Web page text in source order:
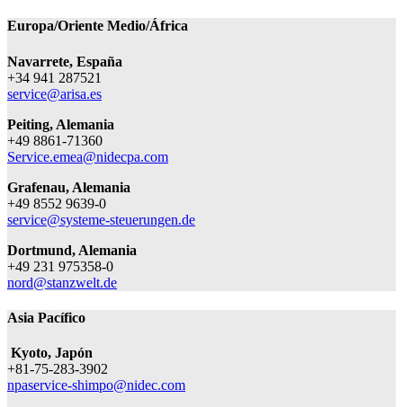
Europa/Oriente Medio/África
Navarrete, España
+34 941 287521
service@arisa.es
Peiting, Alemania
+49 8861-71360
Service.emea@nidecpa.com
Grafenau, Alemania
+49 8552 9639-0
service@systeme-steuerungen.de
Dortmund, Alemania
+49 231 975358-0
nord@stanzwelt.de
Asia Pacífico
Kyoto, Japón
+81-75-283-3902
npaservice-shimpo@nidec.com